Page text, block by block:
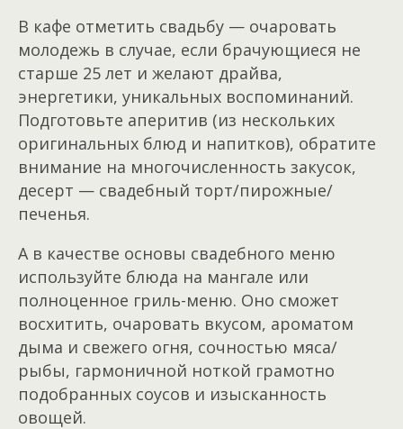
В кафе отметить свадьбу — очаровать
молодежь в случае, если брачующиеся не
старше 25 лет и желают драйва,
энергетики, уникальных воспоминаний.
Подготовьте аперитив (из нескольких
оригинальных блюд и напитков), обратите
внимание на многочисленность закусок,
десерт — свадебный торт/пирожные/
печенья.
А в качестве основы свадебного меню
используйте блюда на мангале или
полноценное гриль-меню. Оно сможет
восхитить, очаровать вкусом, ароматом
дыма и свежего огня, сочностью мяса/
рыбы, гармоничной ноткой грамотно
подобранных соусов и изысканность
овощей.